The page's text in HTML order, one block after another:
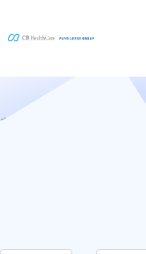
M&A
ホーム